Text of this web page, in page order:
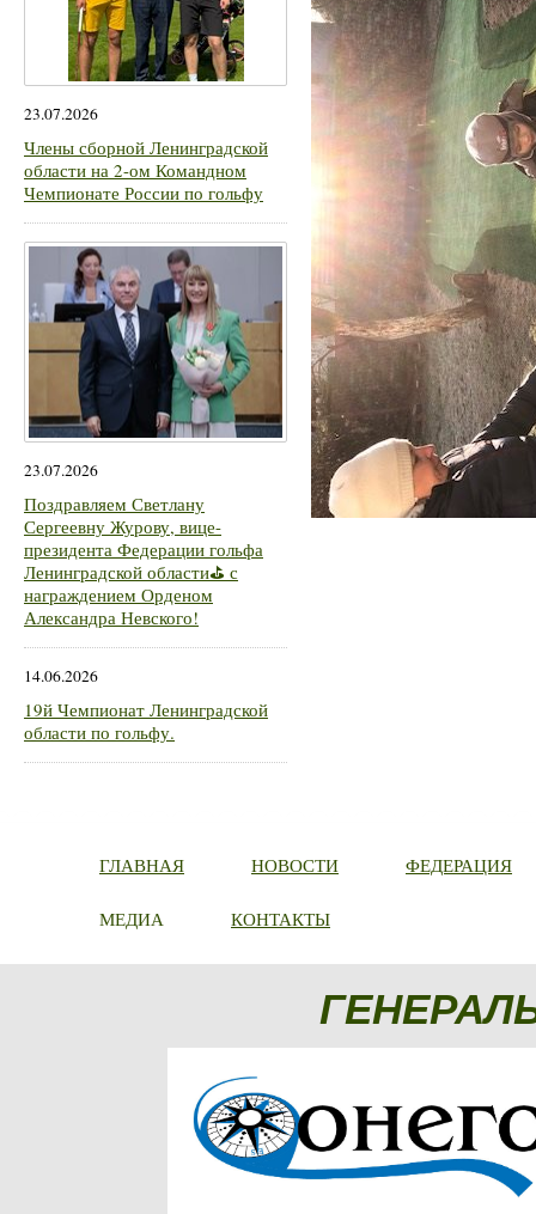
23.07.2026
Члены сборной Ленинградской
области на 2-ом Командном
Чемпионате России по гольфу
23.07.2026
Поздравляем Светлану
Сергеевну Журову, вице-
президента Федерации гольфа
Ленинградской области⛳ с
награждением Орденом
Александра Невского!
14.06.2026
19й Чемпионат Ленинградской
области по гольфу.
ГЛАВНАЯ НОВОСТИ ФЕДЕРАЦИЯ
МЕДИА КОНТАКТЫ